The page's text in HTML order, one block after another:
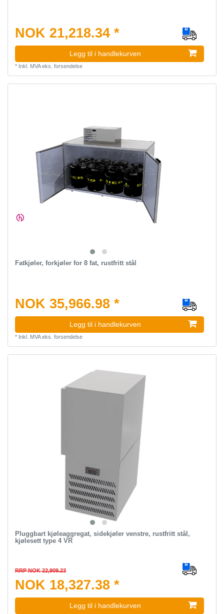
NOK 21,218.34 *
Legg til i handlekurven
* Inkl. MVAeks. forsendelse
Fatkjøler, forkjøler for 8 fat, rustfritt stål
NOK 35,966.98 *
Legg til i handlekurven
* Inkl. MVAeks. forsendelse
Pluggbart kjøleaggregat, sidekjøler venstre, rustfritt stål,
kjølesett type 4 VR
RRP NOK 22,909.23
NOK 18,327.38 *
Legg til i handlekurven